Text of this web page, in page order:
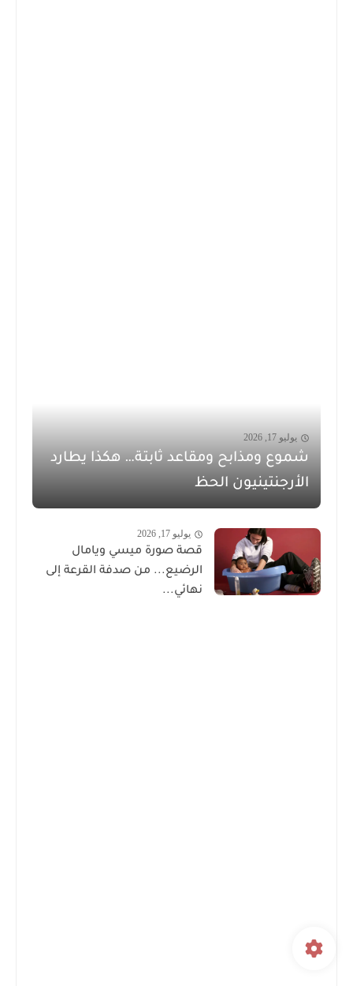
يوليو 17, 2026
شموع ومذابح ومقاعد ثابتة… هكذا يطارد
الأرجنتينيون الحظ
يوليو 17, 2026
قصة صورة ميسي ويامال
الرضيع... من صدفة القرعة إلى
نهائي...